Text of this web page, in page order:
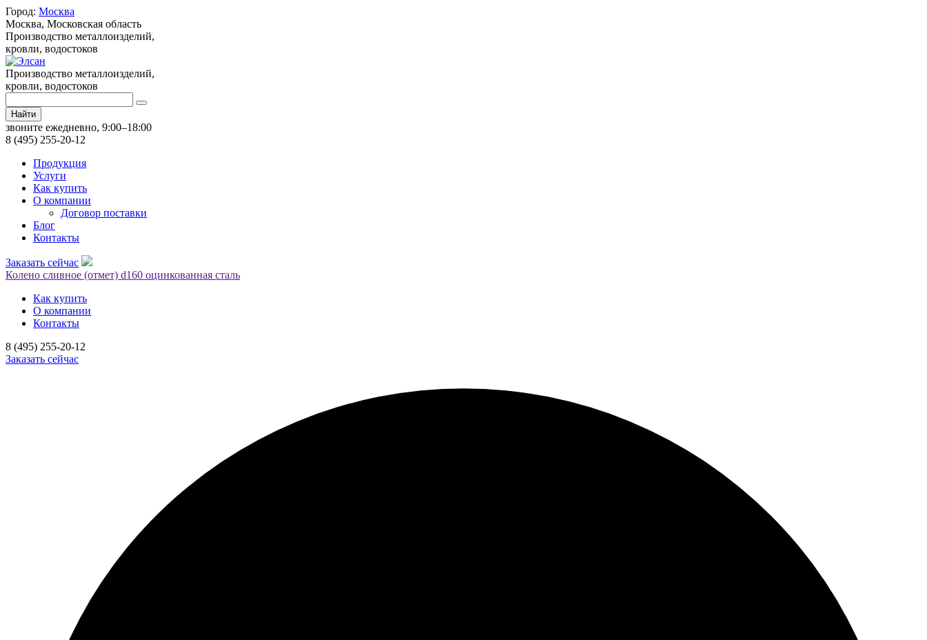
Город: Москва
Москва, Московская область
Производство металлоизделий,
кровли, водостоков
Производство металлоизделий,
кровли, водостоков
Найти
звоните ежедневно, 9:00–18:00
8 (495) 255-20-12
Продукция
Услуги
Как купить
О компании
Договор поставки
Блог
Контакты
Заказать сейчас
Колено сливное (отмет) d160 оцинкованная сталь
Как купить
О компании
Контакты
8 (495) 255-20-12
Заказать сейчас